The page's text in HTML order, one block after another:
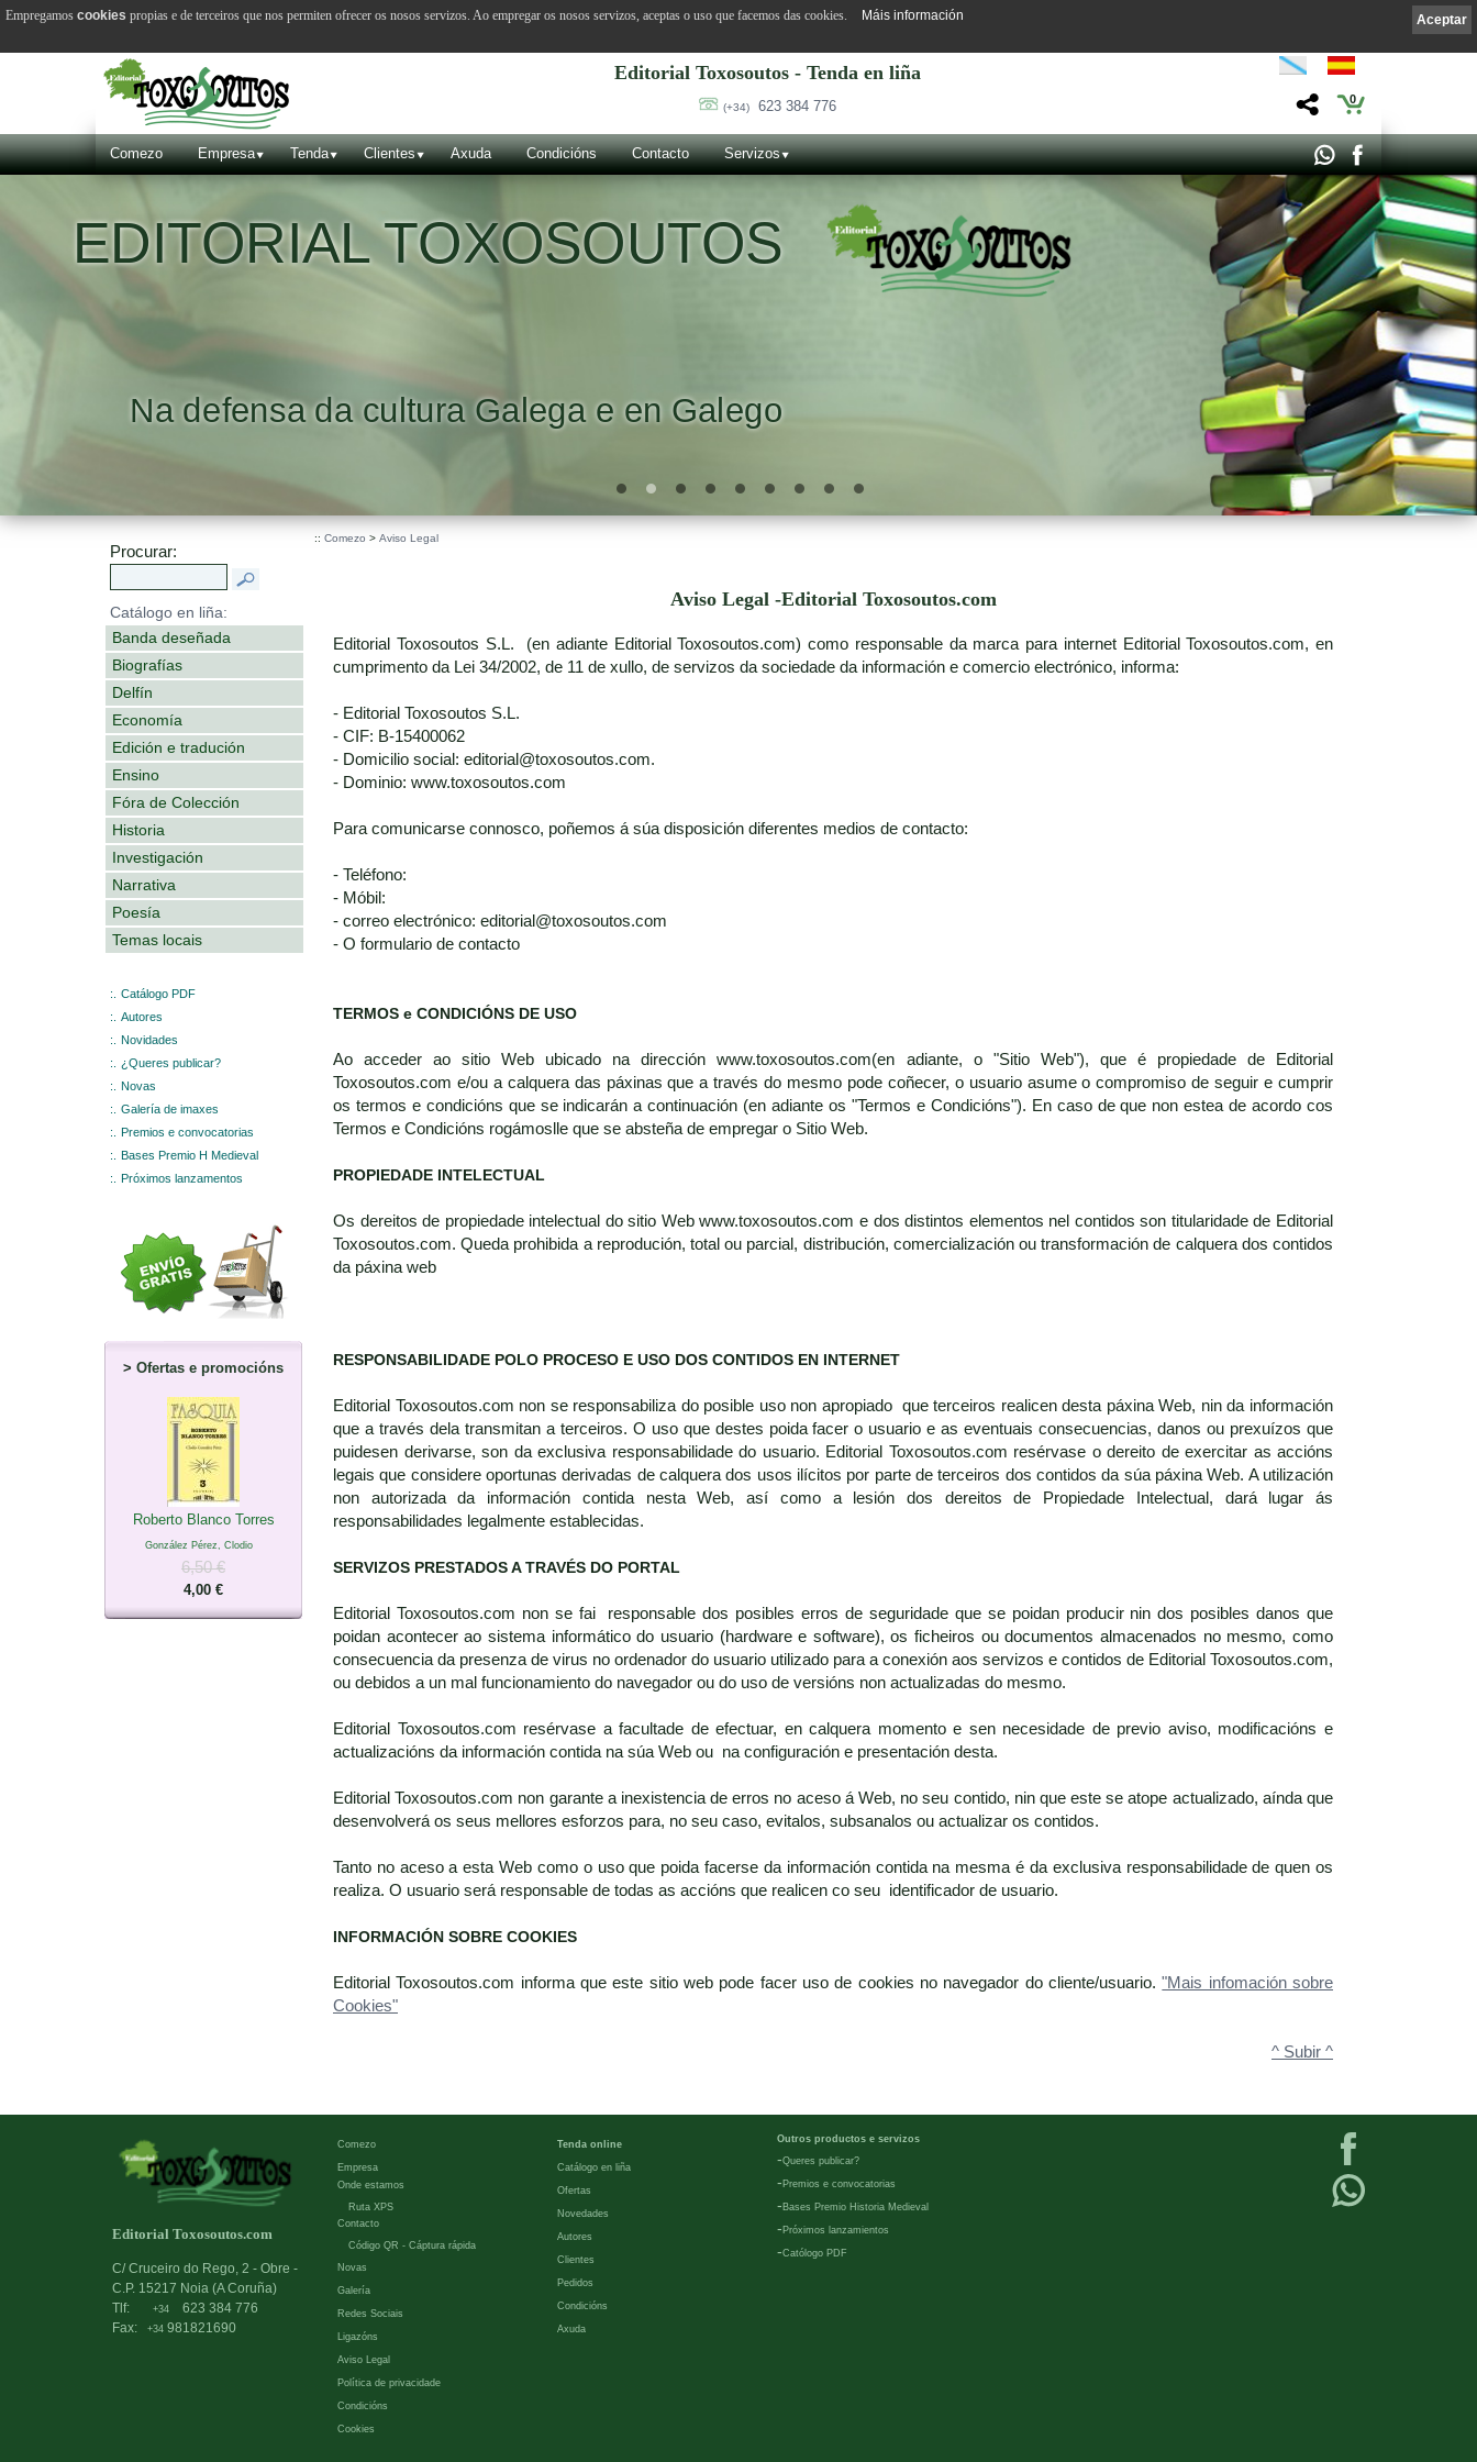
Editorial Toxosoutos - Tenda en liña
(+34) 623 384 776 0
Comezo Empresa Tenda Clientes Axuda Condicións Contacto Servizos
EDITORIAL TOXOSOUTOS
Na defensa da cultura Galega e en Galego
Procurar:
Catálogo en liña:
Banda deseñada
Biografías
Delfín
Economía
Edición e tradución
Ensino
Fóra de Colección
Historia
Investigación
Narrativa
Poesía
Temas locais
:.
Catálogo PDF
:.
Autores
:.
Novidades
:.
¿Queres publicar?
:.
Novas
:.
Galería de imaxes
:.
Premios e convocatorias
:.
Bases Premio H Medieval
:.
Próximos lanzamentos
> Ofertas e promocións
Roberto Blanco Torres
González Pérez, Clodio
6,50 €
4,00 €
:: Comezo > Aviso Legal
Aviso Legal -Editorial Toxosoutos.com
Editorial Toxosoutos S.L. (en adiante Editorial Toxosoutos.com) como responsable da marca para internet Editorial Toxosoutos.com, en
cumprimento da Lei 34/2002, de 11 de xullo, de servizos da sociedade da información e comercio electrónico, informa:
- Editorial Toxosoutos S.L.
- CIF: B-15400062
- Domicilio social: editorial@toxosoutos.com.
- Dominio: www.toxosoutos.com
Para comunicarse connosco, poñemos á súa disposición diferentes medios de contacto:
- Teléfono:
- Móbil:
- correo electrónico: editorial@toxosoutos.com
- O formulario de contacto
TERMOS e CONDICIÓNS DE USO
Ao acceder ao sitio Web ubicado na dirección www.toxosoutos.com(en adiante, o "Sitio Web"), que é propiedade de Editorial
Toxosoutos.com e/ou a calquera das páxinas que a través do mesmo pode coñecer, o usuario asume o compromiso de seguir e cumprir
os termos e condicións que se indicarán a continuación (en adiante os "Termos e Condicións"). En caso de que non estea de acordo cos
Termos e Condicións rogámoslle que se absteña de empregar o Sitio Web.
PROPIEDADE INTELECTUAL
Os dereitos de propiedade intelectual do sitio Web www.toxosoutos.com e dos distintos elementos nel contidos son titularidade de Editorial
Toxosoutos.com. Queda prohibida a reprodución, total ou parcial, distribución, comercialización ou transformación de calquera dos contidos
da páxina web
RESPONSABILIDADE POLO PROCESO E USO DOS CONTIDOS EN INTERNET
Editorial Toxosoutos.com non se responsabiliza do posible uso non apropiado que terceiros realicen desta páxina Web, nin da información
que a través dela transmitan a terceiros. O uso que destes poida facer o usuario e as eventuais consecuencias, danos ou prexuízos que
puidesen derivarse, son da exclusiva responsabilidade do usuario. Editorial Toxosoutos.com resérvase o dereito de exercitar as accións
legais que considere oportunas derivadas de calquera dos usos ilícitos por parte de terceiros dos contidos da súa páxina Web. A utilización
non autorizada da información contida nesta Web, así como a lesión dos dereitos de Propiedade Intelectual, dará lugar ás
responsabilidades legalmente establecidas.
SERVIZOS PRESTADOS A TRAVÉS DO PORTAL
Editorial Toxosoutos.com non se fai responsable dos posibles erros de seguridade que se poidan producir nin dos posibles danos que
poidan acontecer ao sistema informático do usuario (hardware e software), os ficheiros ou documentos almacenados no mesmo, como
consecuencia da presenza de virus no ordenador do usuario utilizado para a conexión aos servizos e contidos de Editorial Toxosoutos.com,
ou debidos a un mal funcionamiento do navegador ou do uso de versións non actualizadas do mesmo.
Editorial Toxosoutos.com resérvase a facultade de efectuar, en calquera momento e sen necesidade de previo aviso, modificacións e
actualizacións da información contida na súa Web ou na configuración e presentación desta.
Editorial Toxosoutos.com non garante a inexistencia de erros no aceso á Web, no seu contido, nin que este se atope actualizado, aínda que
desenvolverá os seus mellores esforzos para, no seu caso, evitalos, subsanalos ou actualizar os contidos.
Tanto no aceso a esta Web como o uso que poida facerse da información contida na mesma é da exclusiva responsabilidade de quen os
realiza. O usuario será responsable de todas as accións que realicen co seu identificador de usuario.
INFORMACIÓN SOBRE COOKIES
Editorial Toxosoutos.com informa que este sitio web pode facer uso de cookies no navegador do cliente/usuario."Mais infomación sobre
Cookies"
^ Subir ^
Editorial Toxosoutos.com
C/ Cruceiro do Rego, 2 - Obre -
C.P. 15217 Noia (A Coruña)
Tlf:
+34
623 384 776
Fax:
+34 981821690
Comezo
Empresa
Onde estamos
Ruta XPS
Contacto
Código QR - Cáptura rápida
Novas
Galería
Redes Sociais
Ligazóns
Aviso Legal
Política de privacidade
Condicións
Cookies
Tenda online
Catálogo en liña
Ofertas
Novedades
Autores
Clientes
Pedidos
Condicións
Axuda
Outros productos e servizos
-Queres publicar?
- Premios e convocatorias
- Bases Premio Historia Medieval
- Próximos lanzamientos
-Católogo PDF
Aceptar
Empregamos cookies propias e de terceiros que nos permiten ofrecer os nosos servizos. Ao empregar os nosos servizos, aceptas o uso que facemos das cookies. Máis información